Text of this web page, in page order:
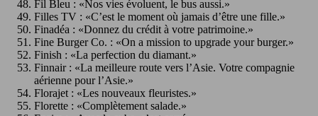
Fil Bleu : «Nos vies évoluent, le bus aussi.»
Filles TV : «C’est le moment où jamais d’être une fille.»
Finadéa : «Donnez du crédit à votre patrimoine.»
Fine Burger Co. : «On a mission to upgrade your burger.»
Finish : «La perfection du diamant.»
Finnair : «La meilleure route vers l’Asie. Votre compagnie
aérienne pour l’Asie.»
Florajet : «Les nouveaux fleuristes.»
Florette : «Complètement salade.»